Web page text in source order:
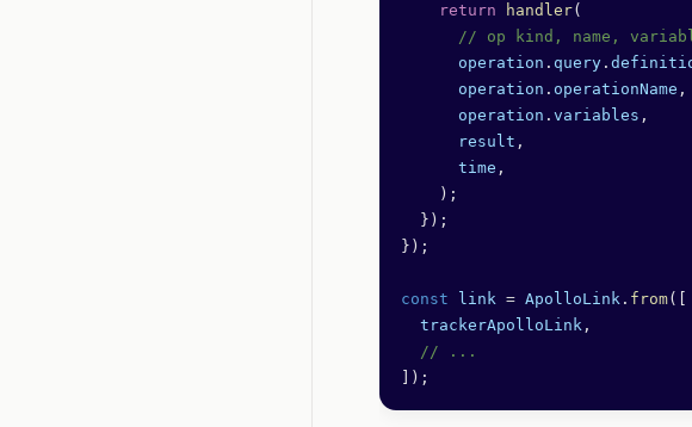
    return
handler(
// op kind, name,
      operation
. query .
      operation
. operationName ,
      operation
. variables ,
      result
,
      time
,
    );
  });
});
const link = ApolloLink . from([
  trackerApolloLink
,
  // ...
]);